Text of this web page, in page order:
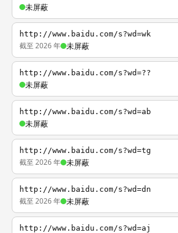
未屏蔽
http://www.baidu.com/s?wd=wk
截至 2026 年 未屏蔽
http://www.baidu.com/s?wd=??
未屏蔽
http://www.baidu.com/s?wd=ab
未屏蔽
http://www.baidu.com/s?wd=tg
截至 2026 年 未屏蔽
http://www.baidu.com/s?wd=dn
截至 2026 年 未屏蔽
http://www.baidu.com/s?wd=aj